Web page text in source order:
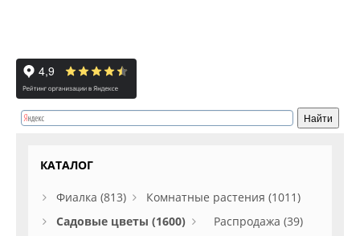
КАТАЛОГ
Фиалка (813)
Комнатные растения (1011)
Садовые цветы (1600)
Распродажа (39)